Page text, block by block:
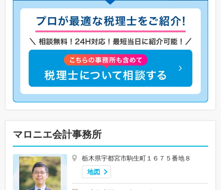
マロニエ会計事務所
栃木県宇都宮市駒生町１６７５番地８
地図